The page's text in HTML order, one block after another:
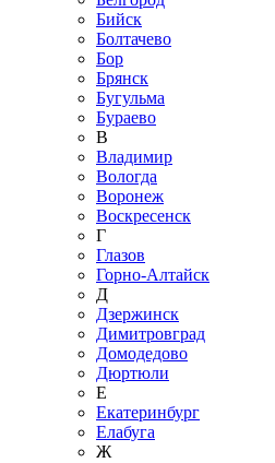
Бийск
Болтачево
Бор
Брянск
Бугульма
Бураево
В
Владимир
Вологда
Воронеж
Воскресенск
Г
Глазов
Горно-Алтайск
Д
Дзержинск
Димитровград
Домодедово
Дюртюли
Е
Екатеринбург
Елабуга
Ж